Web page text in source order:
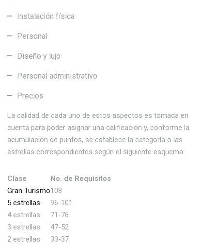
Instalación física
Personal
Diseño y lujo
Personal administrativo
Precios
La calidad de cada uno de estos aspectos es tomada en
cuenta para poder asignar una calificación y, conforme la
acumulación de puntos, se establece la categoría o las
estrellas correspondientes según el siguiente esquema:
Clase
No. de Requisitos
Gran Turismo108
5 estrellas
96-101
4 estrellas
71-76
3 estrellas
47-52
2 estrellas
33-37